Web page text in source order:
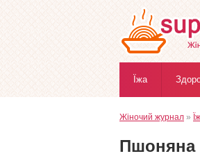
Їжа
Жіночий журнал »
Пшоняна